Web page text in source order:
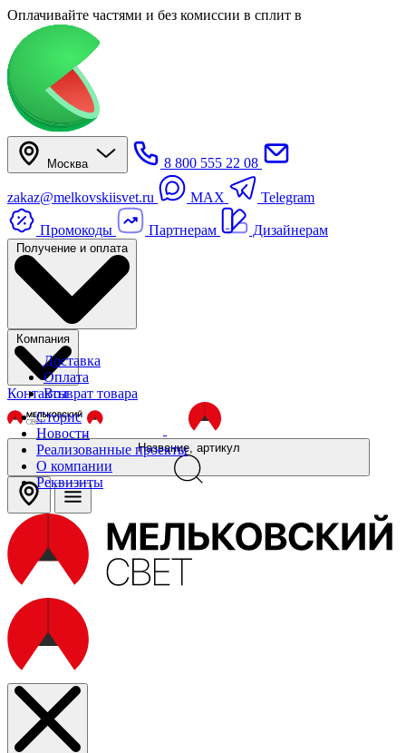
Оплачивайте частями и без комиссии в сплит в
Москва 8 800 555 22 08
zakaz@melkovskiisvet.ru MAX Telegram
Промокоды Партнерам Дизайнерам
Получение и оплата
Доставка
Оплата
Возврат товара
Компания
Сторис
Новости
Реализованные проекты
О компании
Реквизиты
Контакты
Название, артикул